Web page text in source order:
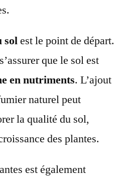
solest le point de départ.
que le sol est
en nutriments. L’ajout
naturel peut
la qualité du sol,
des plantes.
est également